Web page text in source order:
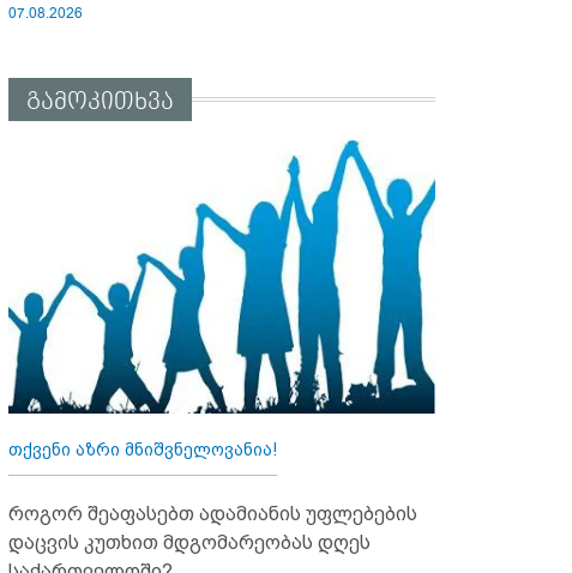
07.08.2026
გამოკითხვა
თქვენი აზრი მნიშვნელოვანია!
როგორ შეაფასებთ ადამიანის უფლებების
დაცვის კუთხით მდგომარეობას დღეს